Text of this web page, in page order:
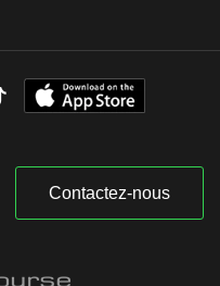
Contactez-nous